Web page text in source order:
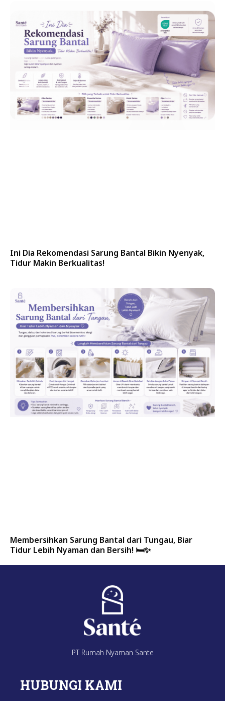
Ini Dia Rekomendasi Sarung Bantal Bikin Nyenyak,
Tidur Makin Berkualitas!
Membersihkan Sarung Bantal dari Tungau, Biar
Tidur Lebih Nyaman dan Bersih! 🛏️✨
PT Rumah Nyaman Sante
HUBUNGI KAMI